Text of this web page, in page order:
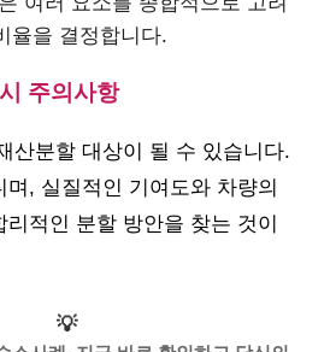
율을 결정합니다.
주의사항
산분할 대상이 될 수 있습니다.
며, 실질적인 기여도와 차량의
리적인 분할 방안을 찾는 것이
💡